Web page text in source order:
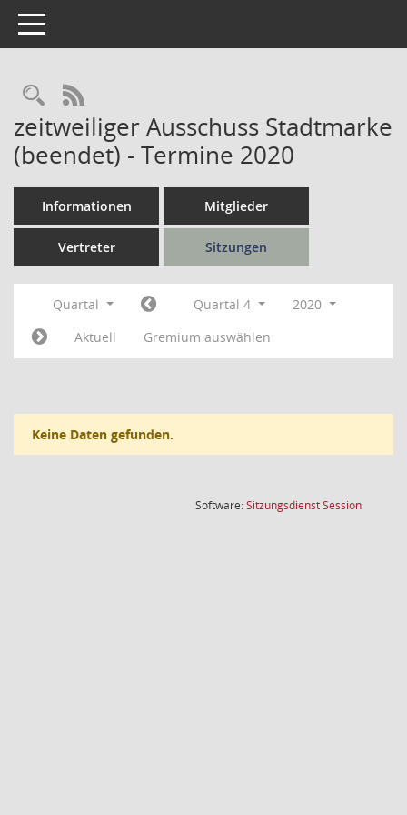
Toggle navigation
Rechercheauswahl
RSS-Feed
zeitweiliger Ausschuss Stadtmarke
(beendet) - Termine 2020
Informationen Mitglieder
Vertreter Sitzungen
Quartal Quartal 4
2020
Aktuell
Gremium auswählen
Keine Daten gefunden.
Software:SitzungsdienstSession(Wird in